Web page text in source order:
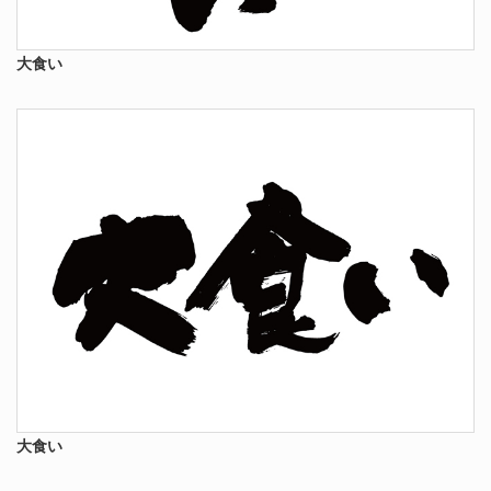
大食い
大食い